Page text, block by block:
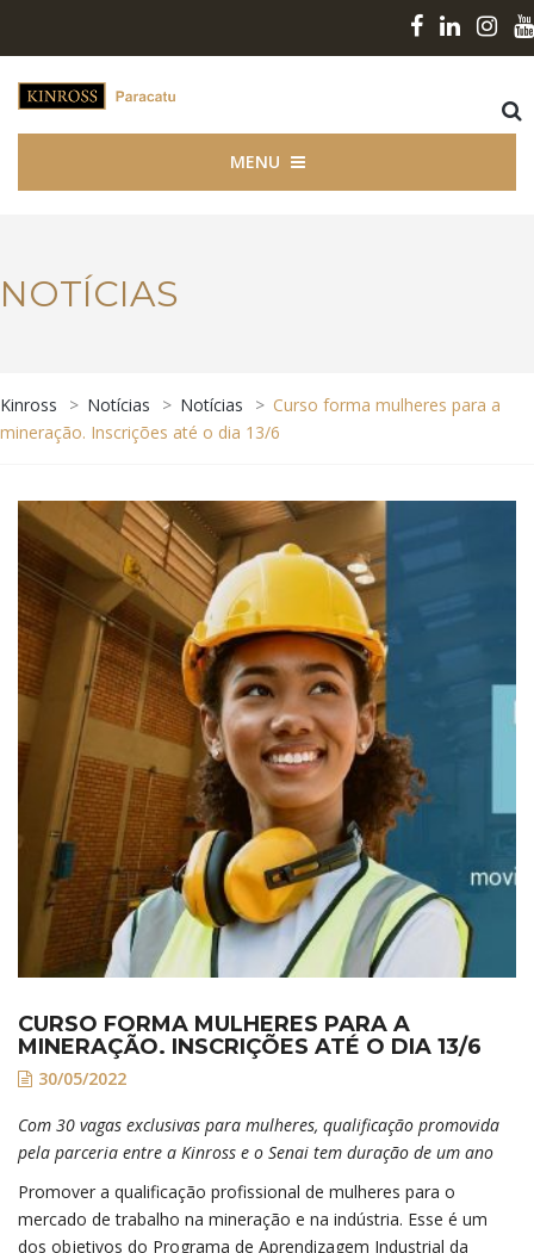
MENU
NOTÍCIAS
Kinross > Notícias > Notícias > Curso forma mulheres para a
mineração. Inscrições até o dia 13/6
CURSO FORMA MULHERES PARA A
MINERAÇÃO. INSCRIÇÕES ATÉ O DIA 13/6
30/05/2022
Com 30 vagas exclusivas para mulheres, qualificação promovida
pela parceria entre a Kinross e o Senai tem duração de um ano
Promover a qualificação profissional de mulheres para o
mercado de trabalho na mineração e na indústria. Esse é um
dos objetivos do Programa de Aprendizagem Industrial da